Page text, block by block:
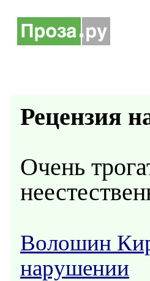
Рецензия
Очень
Волошин
нарушении